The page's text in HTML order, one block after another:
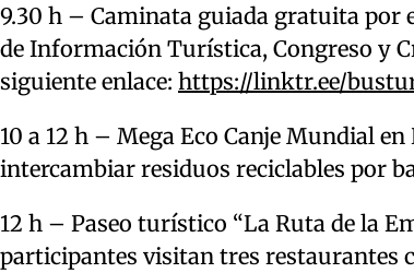
9.30 h – Caminata guiada gratuita por
de Información Turística, Congreso y
siguiente enlace: https://linktr.ee/
10 a 12 h – Mega Eco Canje Mundial
intercambiar residuos reciclables por
12 h – Paseo turístico “La Ruta de la
participantes visitan tres restaurantes